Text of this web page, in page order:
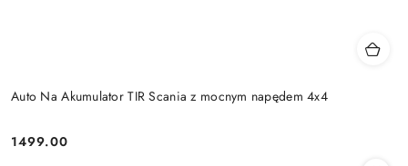
Auto Na Akumulator TIR Scania z mocnym napędem 4x4
Cena:
1499.00